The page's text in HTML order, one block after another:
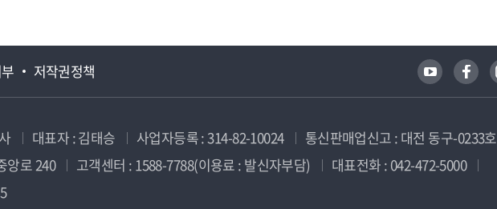
저작권정책
대표자 : 김태승 사업자등록 : 314-82-10024
통신판매업신고 : 대전 동구-0233호
앙로 240
고객센터 : 1588-7788(이용료 : 발신자부담)
대표전화 : 042-472-5000